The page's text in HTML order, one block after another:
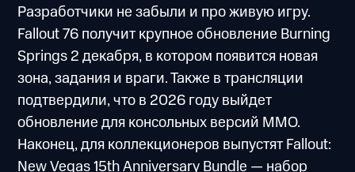
Разработчики не забыли и про живую игру.
Fallout 76 получит крупное обновление Burning
Springs 2 декабря, в котором появится новая
зона, задания и враги. Также в трансляции
подтвердили, что в 2026 году выйдет
обновление для консольных версий MMO.
Наконец, для коллекционеров выпустят Fallout:
New Vegas 15th Anniversary Bundle — набор